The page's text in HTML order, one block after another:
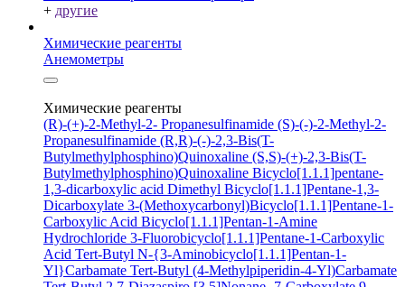
+ другие
Химические реагенты
Анемометры
Химические реагенты
(R)-(+)-2-Methyl-2- Propanesulfinamide (S)-(-)-2-Methyl-2-
Propanesulfinamide (R,R)-(-)-2,3-Bis(T-
Butylmethylphosphino)Quinoxaline (S,S)-(+)-2,3-Bis(T-
Butylmethylphosphino)Quinoxaline Bicyclo[1.1.1]pentane-
1,3-dicarboxylic acid Dimethyl Bicyclo[1.1.1]Pentane-1,3-
Dicarboxylate 3-(Methoxycarbonyl)Bicyclo[1.1.1]Pentane-1-
Carboxylic Acid Bicyclo[1.1.1]Pentan-1-Amine
Hydrochloride 3-Fluorobicyclo[1.1.1]Pentane-1-Carboxylic
Acid Tert-Butyl N-{3-Aminobicyclo[1.1.1]Pentan-1-
Yl}Carbamate Tert-Butyl (4-Methylpiperidin-4-Yl)Carbamate